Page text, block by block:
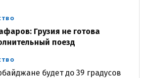
Грузия не готова
поезд
будет до 39 градусов